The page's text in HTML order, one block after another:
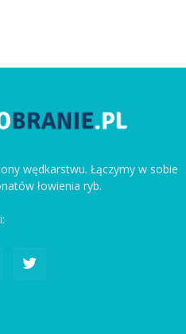
wędkarstwu. Łączymy w sobie
łowienia ryb.